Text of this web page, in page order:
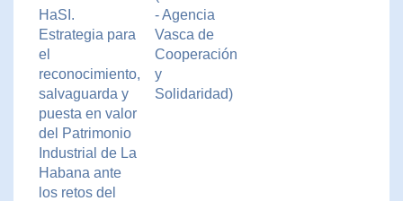
HaSI.
Estrategia para
el
reconocimiento,
salvaguarda y
puesta en valor
del Patrimonio
Industrial de La
Habana ante
los retos del
- Agencia
Vasca de
Cooperación
y
Solidaridad)